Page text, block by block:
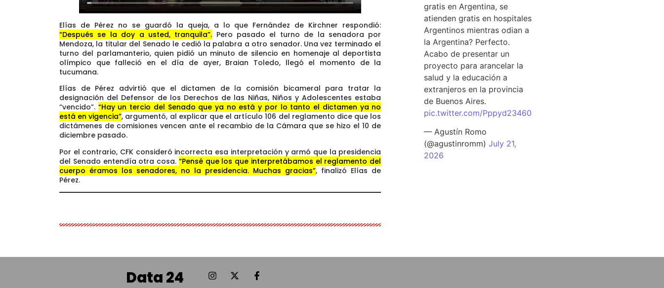
Elías de Pérez no se guardó la queja, a lo que Fernández de Kirchner respondió:
“Después se la doy a usted, tranquila”. Pero pasado el turno de la senadora por
Mendoza, la titular del Senado le cedió la palabra a otro senador. Una vez terminado el
turno del parlamanterio, quien pidió un minuto de silencio en homenaje al deportista
olímpico que falleció en el día de ayer, Braian Toledo, llegó el momento de la
tucumana.
Elías de Pérez advirtió que el dictamen de la comisión bicameral para tratar la
designación del Defensor de los Derechos de las Niñas, Niños y Adolescentes estaba
“vencido”. “Hay un tercio del Senado que ya no está y por lo tanto el dictamen ya no
está en vigencia”, argumentó, al explicar que el artículo 106 del reglamento dice que los
dictámenes de comisiones vencen ante el recambio de la Cámara que se hizo el 10 de
diciembre pasado.
Por el contrario, CFK consideró incorrecta esa interpretación y armó que la presidencia
del Senado entendía otra cosa. “Pensé que los que interpretábamos el reglamento del
cuerpo éramos los senadores, no la presidencia. Muchas gracias”, finalizó Elías de
Pérez.
gratis en Argentina, se
atienden gratis en hospitales
Argentinos mientras odian a
la Argentina? Perfecto.
Acabo de presentar un
proyecto para arancelar la
salud y la educación a
extranjeros en la provincia
de Buenos Aires.
pic.twitter.com/Pppyd23460
— Agustín Romo
(@agustinromm)July 21,
2026
Data 24